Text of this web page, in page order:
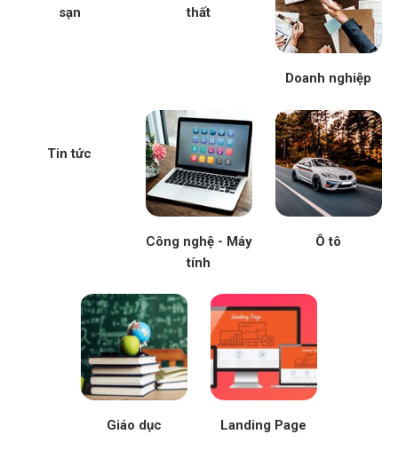
sạn
thất
Doanh nghiệp
Tin tức
Công nghệ - Máy
tính
Ô tô
Giáo dục Landing Page